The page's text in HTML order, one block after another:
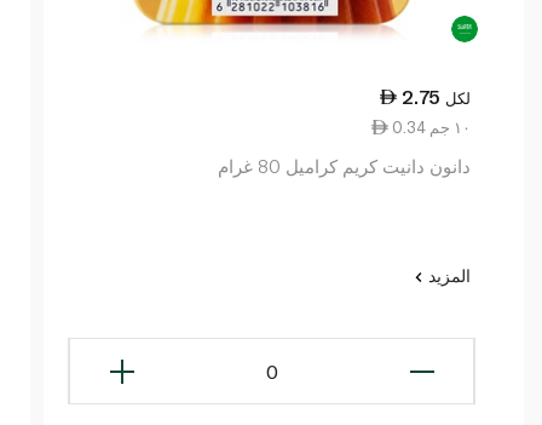
2.75 لكل
0.34 ١٠ جم
دانون دانيت كريم كراميل 80 غرام
المزيد
0